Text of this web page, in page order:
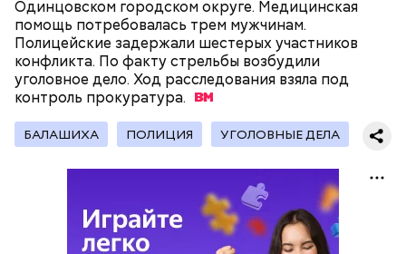
Одинцовском городском округе. Медицинская
помощь потребовалась трем мужчинам.
Полицейские задержали шестерых участников
конфликта. По факту стрельбы возбудили
уголовное дело. Ход расследования взяла под
контроль прокуратура.
БАЛАШИХА ПОЛИЦИЯ УГОЛОВНЫЕ ДЕЛА
предпринимателем, осуществлял
предпринимательскую деятельность в области
продажи и размещения рекламы в социальных
сетях. С целью сокрытия своих доходов часть
денежных средств от спонсоров розыгрышей,
покупателей различных мотивационных курсов и
прогнозов ставок на спорт Гасанов получал на
свои личные лицевые счета как физического лица, а
счета, — пояснили вмосковской прокуратуре
Первой жертвой Миссюры была его девушка.
Именно на ней молодой человек впервые испытал
химикаты, купленные в интернет-магазине. 13
января 2024 года он подсыпал дихлорэтан в
этиленгликолем. Через два дня Константин умер в
больнице.